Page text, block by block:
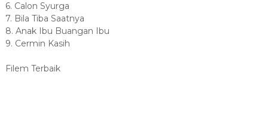
6. Calon Syurga
7. Bila Tiba Saatnya
8. Anak Ibu Buangan Ibu
9. Cermin Kasih
Filem Terbaik